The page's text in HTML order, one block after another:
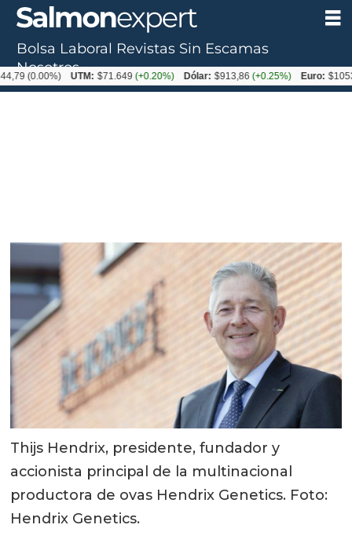
Thijs Hendrix, presidente, fundador y
accionista principal de la multinacional
productora de ovas Hendrix Genetics. Foto:
Hendrix Genetics.
Bolsa Laboral Revistas Sin Escamas
Nosotros
UTM: $71.649(+0.20%) Dólar: $913,86(+0.25%) Euro: $1053,08(-